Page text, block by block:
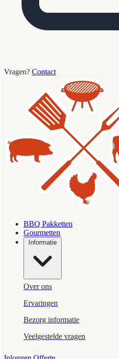
Vragen? Contact
BBQ Pakketten
Gourmetten
Informatie
Over ons
Ervaringen
Bezorg informatie
Veelgestelde vragen